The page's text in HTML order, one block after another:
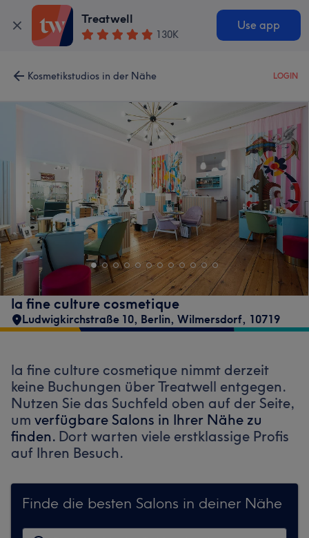
Treatwell
130K
Use app
Kosmetikstudios in der Nähe LOGIN
la fine culture cosmetique
Ludwigkirchstraße 10, Berlin, Wilmersdorf, 10719
la fine culture cosmetique nimmt derzeit
keine Buchungen über Treatwell entgegen.
Nutzen Sie das Suchfeld oben auf der Seite,
um verfügbare Salons in Ihrer Nähe zu
finden. Dort warten viele erstklassige Profis
auf Ihren Besuch.
Finde die besten Salons in deiner Nähe